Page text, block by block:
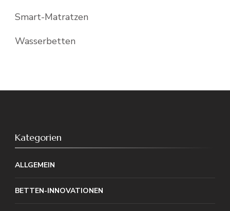
Smart-Matratzen
Wasserbetten
Kategorien
ALLGEMEIN
BETTEN-INNOVATIONEN